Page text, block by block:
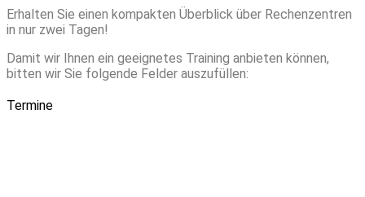
Erhalten Sie einen kompakten Überblick über Rechenzentren
in nur zwei Tagen!
Damit wir Ihnen ein geeignetes Training anbieten können,
bitten wir Sie folgende Felder auszufüllen:
Termine